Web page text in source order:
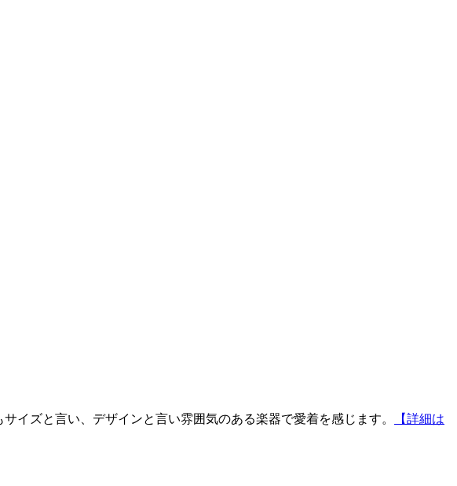
イズと言い、デザインと言い雰囲気のある楽器で愛着を感じます。
【詳細は